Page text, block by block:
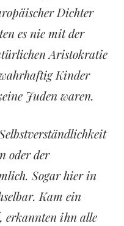
Dichter
es nie mit der
Aristokratie
Kinder
Juden waren.
oder der
Sogar hier in
Kam ein
erkannten ihn alle